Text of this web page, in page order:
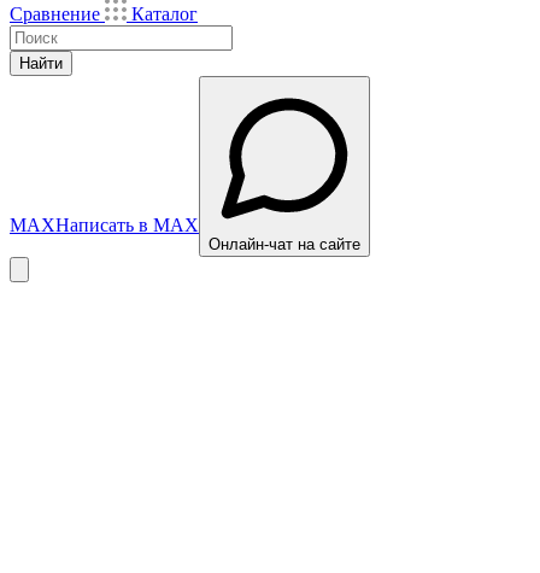
Сравнение
Каталог
Найти
MAXНаписать в MAX
Онлайн-чат на сайте